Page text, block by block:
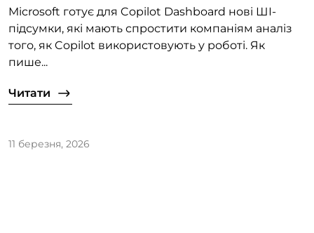
Microsoft готує для Copilot Dashboard нові ШІ-
підсумки, які мають спростити компаніям аналіз
того, як Copilot використовують у роботі. Як
пише...
Читати
11 березня, 2026